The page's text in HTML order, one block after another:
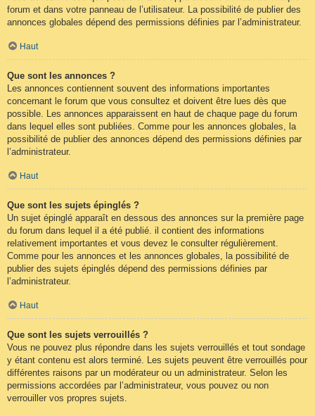
forum et dans votre panneau de l’utilisateur. La possibilité de publier des
annonces globales dépend des permissions définies par l’administrateur.
Haut
Que sont les annonces ?
Les annonces contiennent souvent des informations importantes
concernant le forum que vous consultez et doivent être lues dès que
possible. Les annonces apparaissent en haut de chaque page du forum
dans lequel elles sont publiées. Comme pour les annonces globales, la
possibilité de publier des annonces dépend des permissions définies par
l’administrateur.
Haut
Que sont les sujets épinglés ?
Un sujet épinglé apparaît en dessous des annonces sur la première page
du forum dans lequel il a été publié. il contient des informations
relativement importantes et vous devez le consulter régulièrement.
Comme pour les annonces et les annonces globales, la possibilité de
publier des sujets épinglés dépend des permissions définies par
l’administrateur.
Haut
Que sont les sujets verrouillés ?
Vous ne pouvez plus répondre dans les sujets verrouillés et tout sondage
y étant contenu est alors terminé. Les sujets peuvent être verrouillés pour
différentes raisons par un modérateur ou un administrateur. Selon les
permissions accordées par l’administrateur, vous pouvez ou non
verrouiller vos propres sujets.